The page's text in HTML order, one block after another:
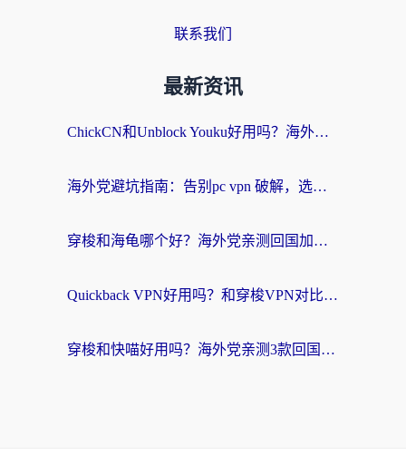
联系我们
最新资讯
ChickCN和Unblock Youku好用吗？海外党亲测3款回国加速器，附iOS免费选择指南
海外党避坑指南：告别pc vpn 破解，选对回国加速器轻松访问国内资源
穿梭和海龟哪个好？海外党亲测回国加速器，附电脑免费VPN推荐
Quickback VPN好用吗？和穿梭VPN对比哪个回国效果更好？海外党必看的真实测评与选择指南
穿梭和快喵好用吗？海外党亲测3款回国加速器，附日本回国VPN避坑指南